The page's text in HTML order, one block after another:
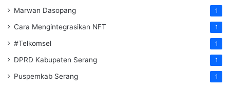
Marwan Dasopang 1
Cara Mengintegrasikan NFT 1
#Telkomsel 1
DPRD Kabupaten Serang 1
Puspemkab Serang 1